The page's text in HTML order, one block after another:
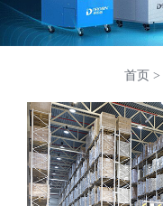
首页 >